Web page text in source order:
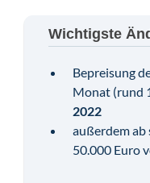
Wichtigste
Bepreisung
Monat (rund
2022
außerdem
50.000 Euro